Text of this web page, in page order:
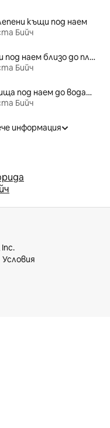
къщи под наем
Бийч
Къщи под наем близо до плажове
Бийч
Жилища под наем до водата
Бийч
информация
Условия